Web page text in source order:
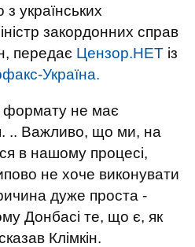
українських
закордонних справ
передає Цензор.НЕТ із
Україна.
формату не має
.. Важливо, що ми, на
в нашому процесі,
не хоче виконувати
дуже проста -
Донбасі те, що є, як
Клімкін.